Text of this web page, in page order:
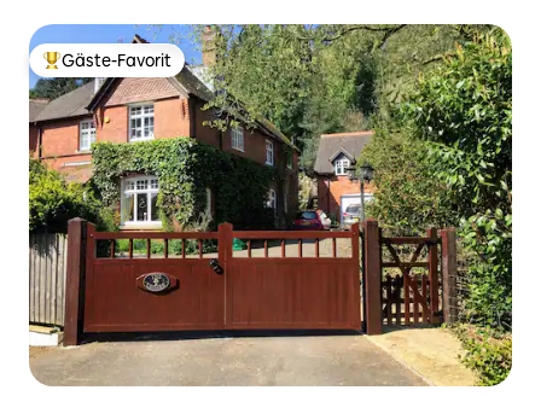
Beliebter Gäste-Favorit.
Gäste-Favorit